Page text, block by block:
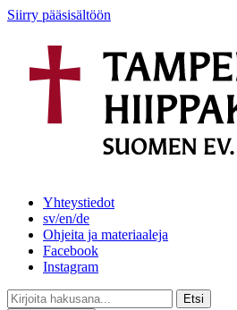
Siirry pääsisältöön
Yhteystiedot
sv/en/de
Ohjeita ja materiaaleja
Facebook
Instagram
Etsi